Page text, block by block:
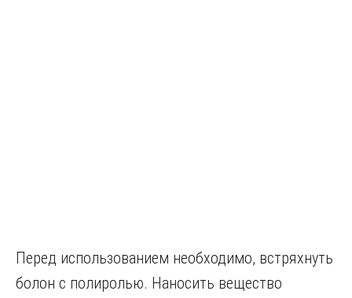
Перед использованием необходимо, встряхнуть
болон с полиролью. Наносить вещество